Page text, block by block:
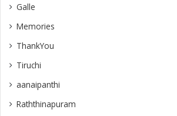
Galle
Memories
ThankYou
Tiruchi
aanaipanthi
Raththinapuram